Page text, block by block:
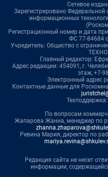
Сетевое
Зарегистрировано Федеральной
информационных
Регистрационный номер и дата
ФС 77-84684
Учредитель: Общество с
Главный редактор:
Адрес редакции: 454091, г.
этаж, +7-
Электронный адрес
Контактные данные для
Техподдержка:
По вопросам
Жапарова Жанна, менеджер по
Ревина Мария, директор по
Редакция сайта не несет
информации,